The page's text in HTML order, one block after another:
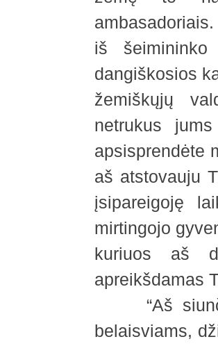
iš
dangiškosios
žemiškųjų
netrukus
apsisprendėte
aš atstovauju
įsipareigoję
mirtingojo
kuriuos aš
apreikšdamas
“Aš siunčiu
belaisviams,